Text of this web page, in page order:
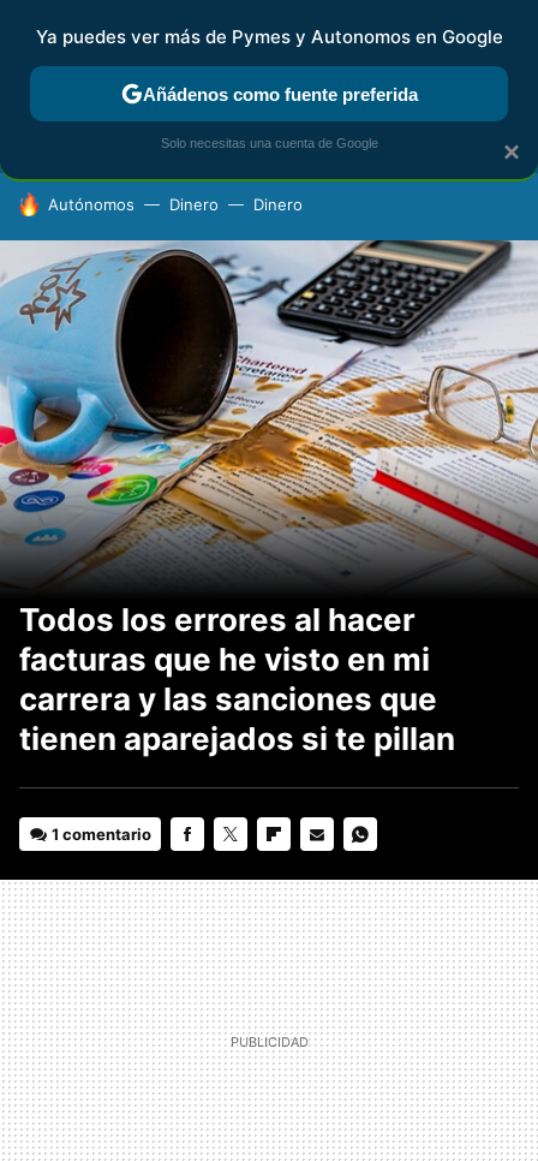
FISCALIDAD Y CONTABILIDAD KIT DIGITAL RENTA
HOY SE HABLA DE
Autónomos Dinero Dinero
Todos los errores al hacer
facturas que he visto en mi
carrera y las sanciones que
tienen aparejados si te pillan
1 comentario
MAIL
×
Ya puedes ver más de Pymes y Autonomos en Google
Añádenos como fuente preferida
Solo necesitas una cuenta de Google